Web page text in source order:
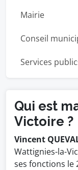
Mairie
Conseil
Services
Qui est
Victoire ?
Vincent
Wattignies-la-
ses fonctions le